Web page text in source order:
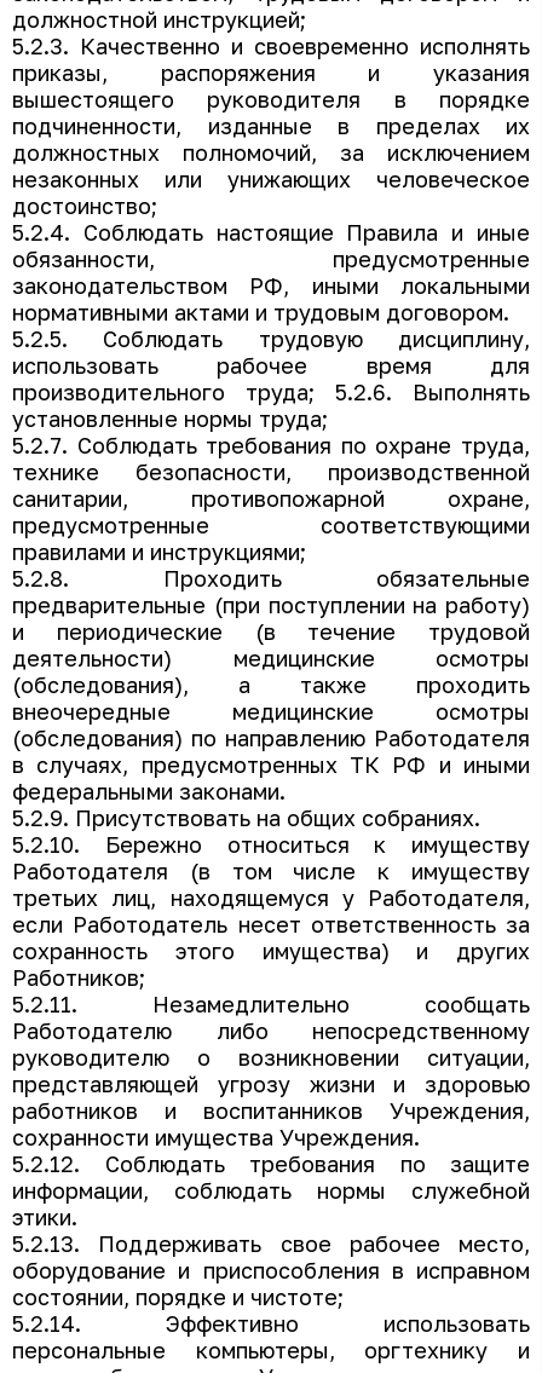
должностной инструкцией;
5.2.3. Качественно и своевременно исполнять
приказы, распоряжения и указания
вышестоящего руководителя в порядке
подчиненности, изданные в пределах их
должностных полномочий, за исключением
незаконных или унижающих человеческое
достоинство;
5.2.4. Соблюдать настоящие Правила и иные
обязанности, предусмотренные
законодательством РФ, иными локальными
нормативными актами и трудовым договором.
5.2.5. Соблюдать трудовую дисциплину,
использовать рабочее время для
производительного труда; 5.2.6. Выполнять
установленные нормы труда;
5.2.7. Соблюдать требования по охране труда,
технике безопасности, производственной
санитарии, противопожарной охране,
предусмотренные соответствующими
правилами и инструкциями;
5.2.8. Проходить обязательные
предварительные (при поступлении на работу)
и периодические (в течение трудовой
деятельности) медицинские осмотры
(обследования), а также проходить
внеочередные медицинские осмотры
(обследования) по направлению Работодателя
в случаях, предусмотренных ТК РФ и иными
федеральными законами.
5.2.9. Присутствовать на общих собраниях.
5.2.10. Бережно относиться к имуществу
Работодателя (в том числе к имуществу
третьих лиц, находящемуся у Работодателя,
если Работодатель несет ответственность за
сохранность этого имущества) и других
Работников;
5.2.11. Незамедлительно сообщать
Работодателю либо непосредственному
руководителю о возникновении ситуации,
представляющей угрозу жизни и здоровью
работников и воспитанников Учреждения,
сохранности имущества Учреждения.
5.2.12. Соблюдать требования по защите
информации, соблюдать нормы служебной
этики.
5.2.13. Поддерживать свое рабочее место,
оборудование и приспособления в исправном
состоянии, порядке и чистоте;
5.2.14. Эффективно использовать
персональные компьютеры, оргтехнику и